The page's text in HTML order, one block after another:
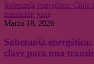
Soberanía energética: Chile
transición justa
Marzo 18, 2026
Soberanía
clave para una